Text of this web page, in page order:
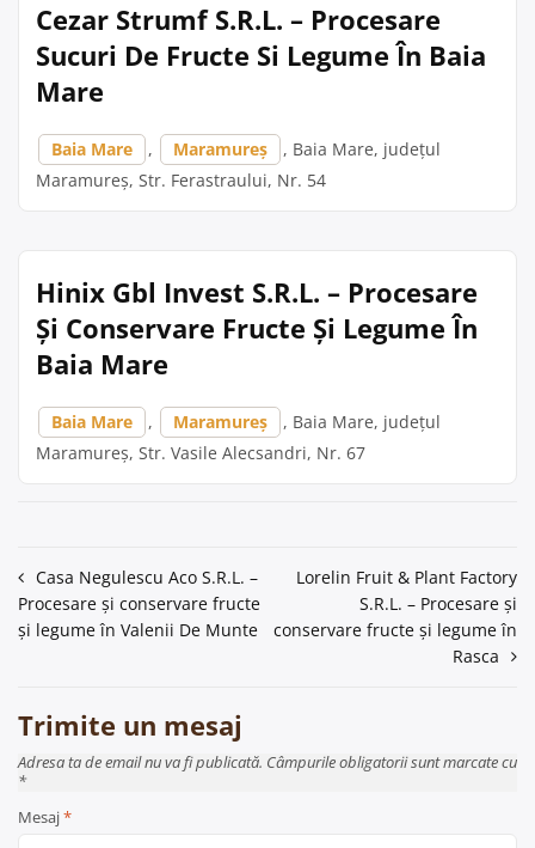
Cezar Strumf S.R.L. – Procesare
Sucuri De Fructe Si Legume În Baia
Mare
Baia Mare , Maramureș
, Baia Mare, județul
Maramureș, Str. Ferastraului, Nr. 54
Hinix Gbl Invest S.R.L. – Procesare
Și Conservare Fructe Și Legume În
Baia Mare
Baia Mare , Maramureș
, Baia Mare, județul
Maramureș, Str. Vasile Alecsandri, Nr. 67
Navigare
în
Casa Negulescu Aco S.R.L. –
Procesare și conservare fructe
și legume în Valenii De Munte
Lorelin Fruit & Plant Factory
S.R.L. – Procesare și
conservare fructe și legume în
Rasca
Trimite un mesaj
Adresa ta de email nu va fi publicată. Câmpurile obligatorii sunt marcate cu
*
Mesaj*